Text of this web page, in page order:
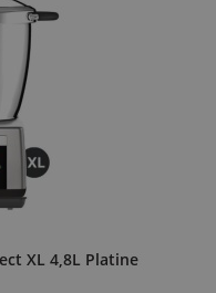
XL 4,8L Platine